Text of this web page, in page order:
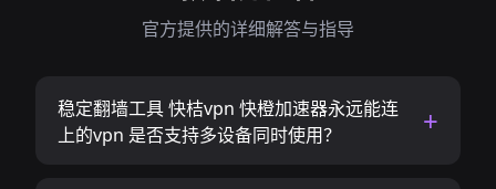
官方提供的详细解答与指导
稳定翻墙工具 快桔vpn 快橙加速器永远能连
上的vpn 是否支持多设备同时使用？